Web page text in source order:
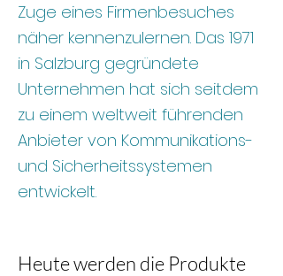
Zuge eines Firmenbesuches
näher kennenzulernen. Das 1971
in Salzburg gegründete
Unternehmen hat sich seitdem
zu einem weltweit führenden
Anbieter von Kommunikations-
und Sicherheitssystemen
entwickelt.
Heute werden die Produkte